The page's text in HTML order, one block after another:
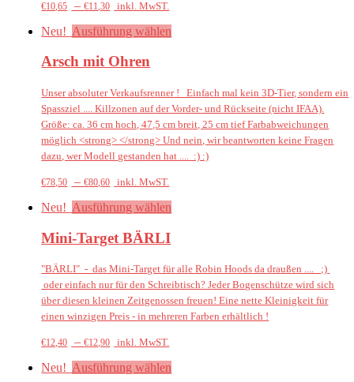
€10,65 –€11,30 inkl. MwST.
Neu! Ausführung wählen
Arsch mit Ohren
Unser absoluter Verkaufsrenner ! Einfach mal kein 3D-Tier, sondern ein
Spassziel .... Killzonen auf der Vorder- und Rückseite (nicht IFAA).
Größe: ca. 36 cm hoch, 47,5 cm breit, 25 cm tief Farbabweichungen
möglich <strong> </strong> Und nein, wir beantworten keine Fragen
dazu, wer Modell gestanden hat .... :) :)
€78,50 –€80,60 inkl. MwST.
Neu! Ausführung wählen
Mini-Target BÄRLI
"BÄRLI" - das Mini-Target für alle Robin Hoods da draußen .... ;)
oder einfach nur für den Schreibtisch? Jeder Bogenschütze wird sich
über diesen kleinen Zeitgenossen freuen! Eine nette Kleinigkeit für
einen winzigen Preis - in mehreren Farben erhältlich !
€12,40 –€12,90 inkl. MwST.
Neu! Ausführung wählen